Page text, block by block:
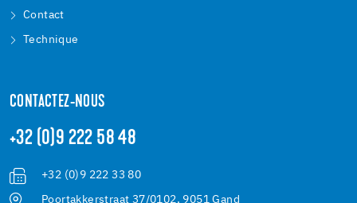
Contact
Technique
CONTACTEZ-NOUS
+32 (0)9 222 58 48
+32 (0)9 222 33 80
Poortakkerstraat 37/0102, 9051 Gand